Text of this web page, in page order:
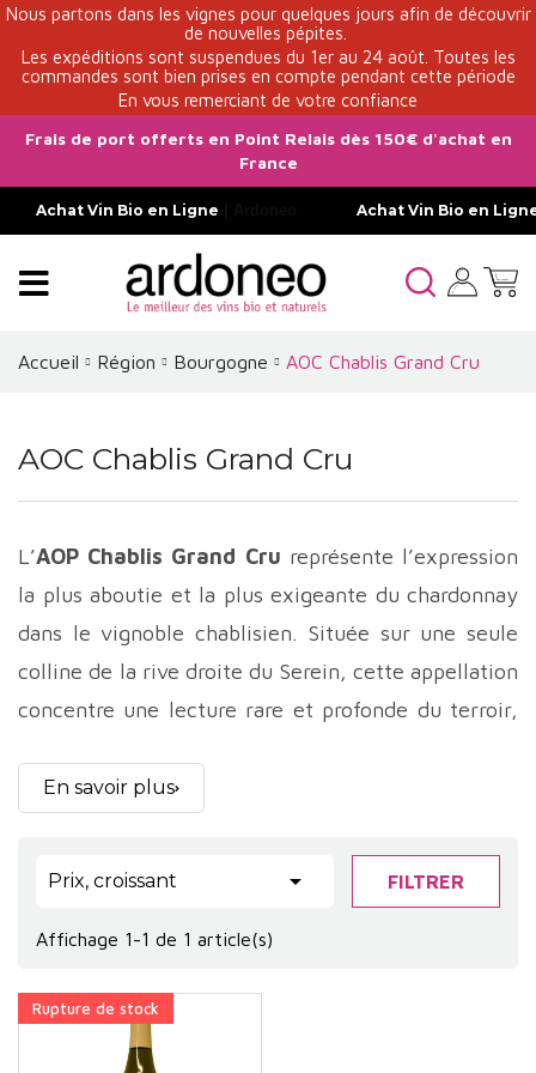
Nous partons dans les vignes pour quelques jours afin de découvrir
de nouvelles pépites.
Les expéditions sont suspendues du 1er au 24 août. Toutes les
commandes sont bien prises en compte pendant cette période
En vous remerciant de votre confiance
Frais de port offerts en Point Relais dès 150€ d'achat en
France
Achat Vin Bio en Ligne Achat Vin Bio en
Accueil Région Bourgogne AOC Chablis Grand Cru
AOC Chablis Grand Cru
L’AOP Chablis Grand Cru représente l’expression
la plus aboutie et la plus exigeante du chardonnay
dans le vignoble chablisien. Située sur une seule
colline de la rive droite du Serein, cette appellation
concentre une lecture rare et profonde du terroir,
garde s’entrelacent dans un équilibre remarquable.
mais la précision, la profondeur et la durée.
coteau abrupt exposé majoritairement au sud et au
sud-ouest, il bénéficie d’un ensoleillement optimal
En savoir plus
Prix, croissant  FILTRER
Affichage 1-1 de 1 article(s)
Rupture de stock